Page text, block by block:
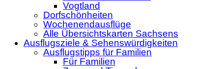
Vogtland
Dorfschönheiten
Wochenendausflüge
Alle Übersichtskarten Sachsens
Ausflugsziele & Sehenswürdigkeiten
Ausflugstipps für Familien
Für Familien